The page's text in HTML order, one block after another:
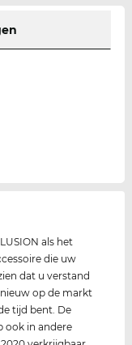
als het
die uw
dat u verstand
op de markt
tijd bent. De
ook in andere